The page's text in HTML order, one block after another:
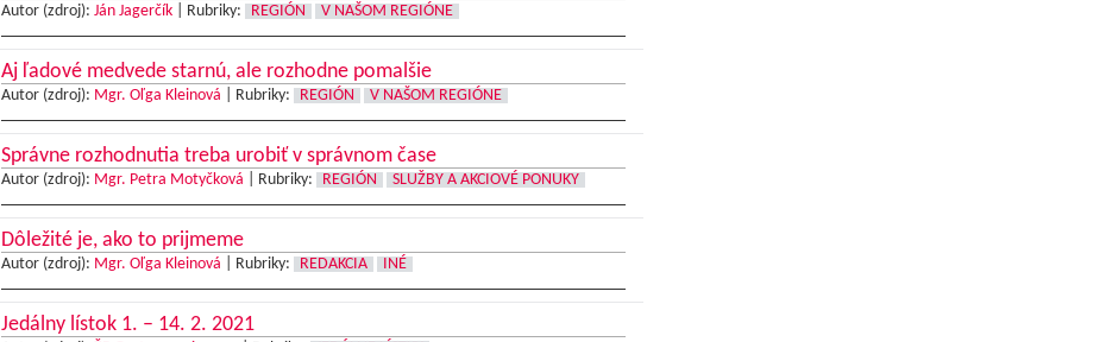
Autor (zdroj): Ján Jagerčík| Rubriky: REGIÓN V NAŠOM REGIÓNE
Aj ľadové medvede starnú, ale rozhodne pomalšie
Autor (zdroj): Mgr. Oľga Kleinová Rubriky: REGIÓN V NAŠOM REGIÓNE
Správne rozhodnutia treba urobiť v správnom čase
Autor (zdroj): Mgr. Petra Motyčková Rubriky: REGIÓN SLUŽBY A AKCIOVÉ PONUKY
Dôležité je, ako to prijmeme
Autor (zdroj): Mgr. Oľga Kleinová Rubriky: REDAKCIA INÉ
Jedálny lístok 1. – 14. 2. 2021